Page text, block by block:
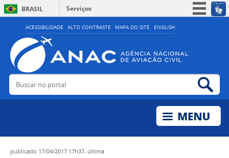
ACESSIBILIDADE ALTO CONTRASTE MAPA DO SITE ENGLISH
BRASIL
Serviços
Simplifique!
Acesso à informação
Legislação
Buscar no portal
publicado 17/04/2017 17h37, última